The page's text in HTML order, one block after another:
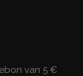
van 5 €